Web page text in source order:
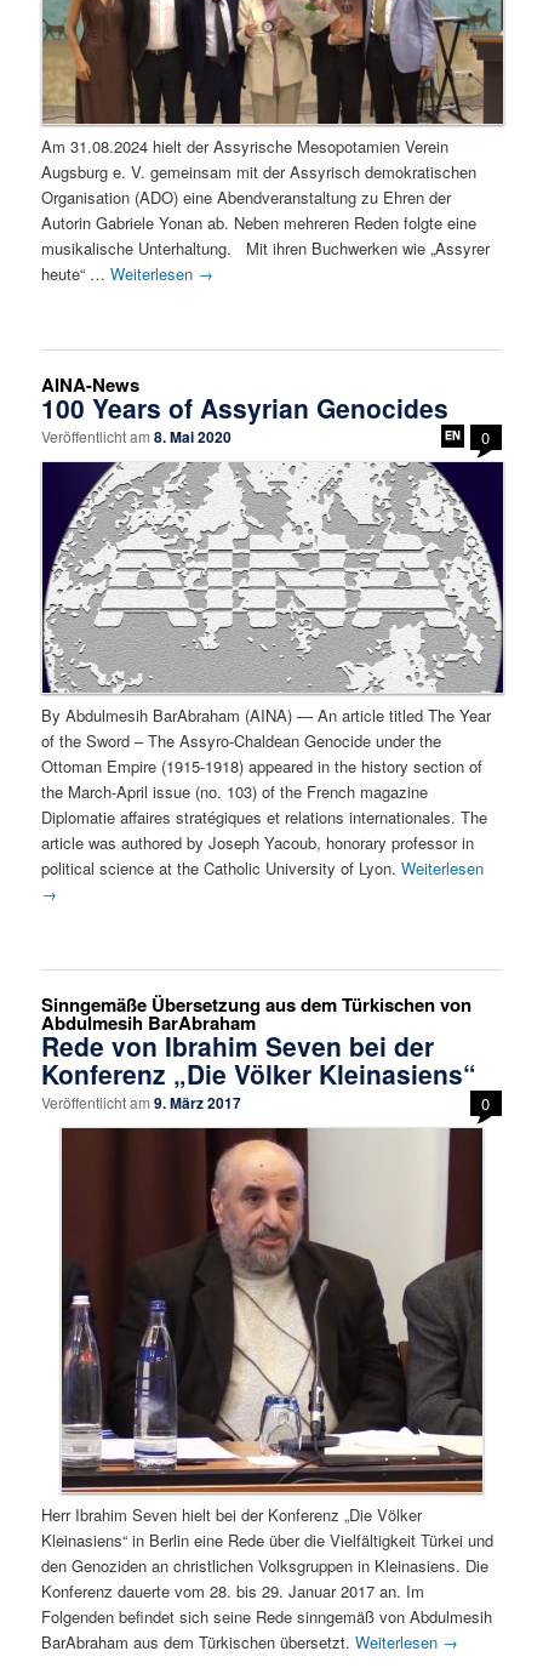
Am 31.08.2024 hielt der Assyrische Mesopotamien Verein
Augsburg e. V. gemeinsam mit der Assyrisch demokratischen
Organisation (ADO) eine Abendveranstaltung zu Ehren der
Autorin Gabriele Yonan ab. Neben mehreren Reden folgte eine
musikalische Unterhaltung. Mit ihren Buchwerken wie „Assyrer
heute“ …Weiterlesen →
AINA-News
100 Years of Assyrian Genocides
Veröffentlicht am8. Mai 2020 0
By Abdulmesih BarAbraham (AINA) — An article titled The Year
of the Sword – The Assyro-Chaldean Genocide under the
Ottoman Empire (1915-1918) appeared in the history section of
the March-April issue (no. 103) of the French magazine
Diplomatie affaires stratégiques et relations internationales. The
article was authored by Joseph Yacoub, honorary professor in
political science at the Catholic University of Lyon.Weiterlesen
→
Sinngemäße Übersetzung aus dem Türkischen von
Abdulmesih BarAbraham
Rede von Ibrahim Seven bei der
Konferenz „Die Völker Kleinasiens“
Veröffentlicht am9. März 2017 0
Herr Ibrahim Seven hielt bei der Konferenz „Die Völker
Kleinasiens“ in Berlin eine Rede über die Vielfältigkeit Türkei und
den Genoziden an christlichen Volksgruppen in Kleinasiens. Die
Konferenz dauerte vom 28. bis 29. Januar 2017 an. Im
Folgenden befindet sich seine Rede sinngemäß von Abdulmesih
BarAbraham aus dem Türkischen übersetzt.Weiterlesen →